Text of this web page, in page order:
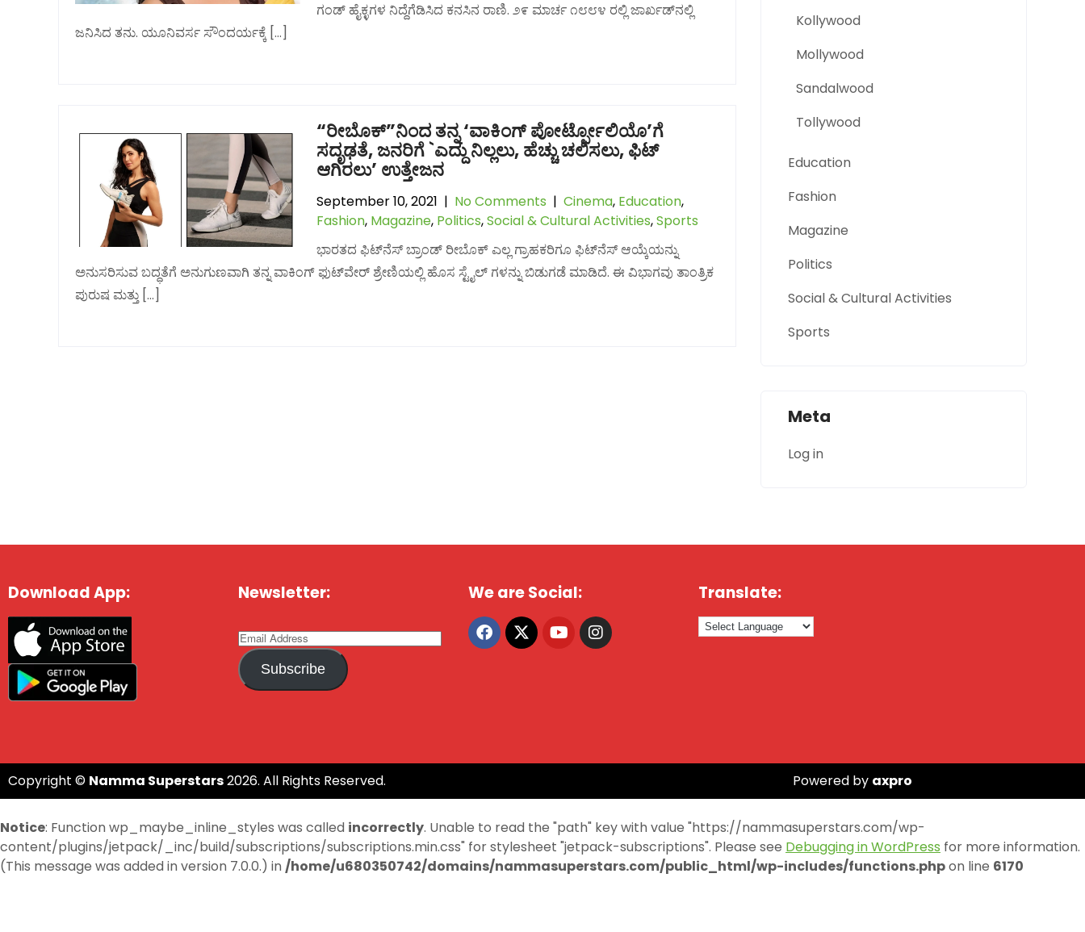
ಗಂಡ್ ಹೈಕ್ಳಗಳ ನಿದ್ದೆಗೆಡಿಸಿದ ಕನಸಿನ ರಾಣಿ. ೨೯ ಮಾರ್ಚ ೧೮೮೪ ರಲ್ಲಿ ಜಾರ್ಖಡ್‌ನಲ್ಲಿ
ಜನಿಸಿದ ತನು. ಯೂನಿವರ್ಸ ಸೌಂದರ್ಯಕ್ಕೆ […]
“ರೀಬೊಕ್‌”ನಿಂದ ತನ್ನ ‘ವಾಕಿಂಗ್ ಪೋರ್ಟ್ಫೋಲಿಯೊ’ಗೆ
ಸದೃಢತೆ, ಜನರಿಗೆ `ಎದ್ದು ನಿಲ್ಲಲು, ಹೆಚ್ಚು ಚಲಿಸಲು, ಫಿಟ್
ಆಗಿರಲು’ ಉತ್ತೇಜನ
September 10, 2021 | No Comments |Cinema, Education,
Fashion, Magazine, Politics,Social & Cultural Activities,Sports
ಭಾರತದ ಫಿಟ್‌ನೆಸ್ ಬ್ರಾಂಡ್ ರೀಬೊಕ್ ಎಲ್ಲ ಗ್ರಾಹಕರಿಗೂ ಫಿಟ್‌ನೆಸ್ ಆಯ್ಕೆಯನ್ನು
ಅನುಸರಿಸುವ ಬದ್ಧತೆಗೆ ಅನುಗುಣವಾಗಿ ತನ್ನ ವಾಕಿಂಗ್ ಫುಟ್‌ವೇರ್ ಶ್ರೇಣಿಯಲ್ಲಿ ಹೊಸ ಸ್ಟೈಲ್ ಗಳನ್ನು ಬಿಡುಗಡೆ ಮಾಡಿದೆ. ಈ ವಿಭಾಗವು ತಾಂತ್ರಿಕ
ಪುರುಷ ಮತ್ತು […]
Kollywood
Mollywood
Sandalwood
Tollywood
Education
Fashion
Magazine
Politics
Social & Cultural Activities
Sports
Meta
Log in
Download App: Newsletter:
Subscribe
We are Social: Translate:
Copyright © Namma Superstars2026. All Rights Reserved. Powered by axpro
Notice: Function wp_maybe_inline_styles was called incorrectly. Unable to read the "path" key with value "https://nammasuperstars.com/wp-
content/plugins/jetpack/_inc/build/subscriptions/subscriptions.min.css" for stylesheet "jetpack-subscriptions". Please see Debugging in WordPress for more information.
(This message was added in version 7.0.0.) in /home/u680350742/domains/nammasuperstars.com/public_html/wp-includes/functions.phpon line 6170